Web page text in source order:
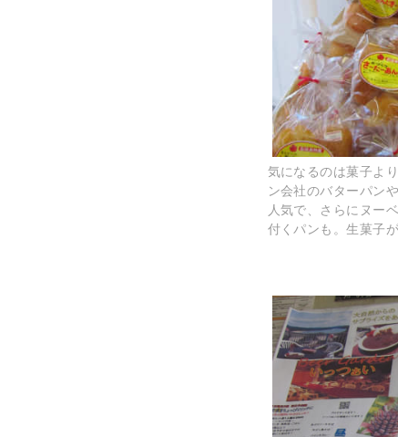
気になるのは菓子よ
ン会社のバターパン
人気で、さらにヌー
付くパンも。生菓子